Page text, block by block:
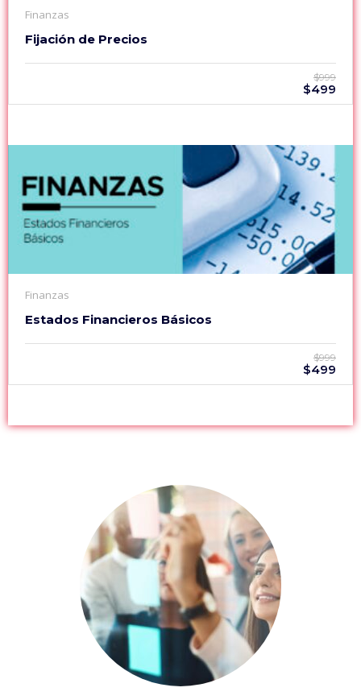
Finanzas
Fijación de Precios
$999
$499
Finanzas
Estados Financieros Básicos
$999
$499